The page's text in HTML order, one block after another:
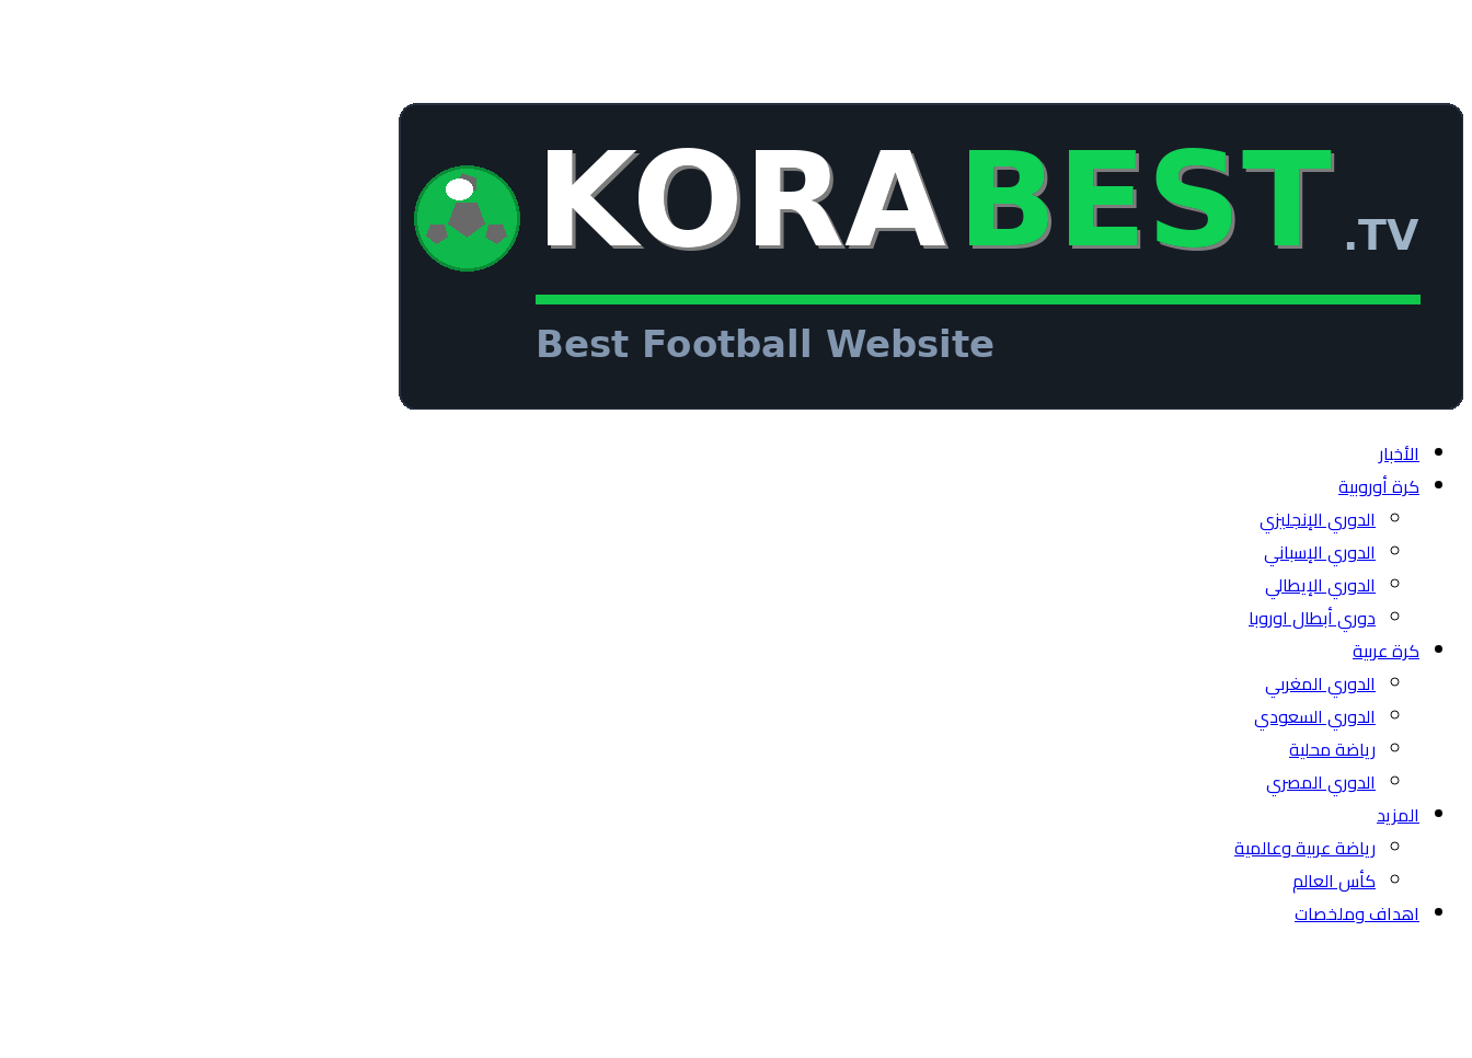
الأخبار
كرة أوروبية
الدوري الإنجليزي
الدوري الإسباني
الدوري الإيطالي
دوري أبطال اوروبا
كرة عربية
الدوري المغربي
الدوري السعودي
رياضة محلية
الدوري المصري
المزيد
رياضة عربية وعالمية
كأس العالم
اهداف وملخصات